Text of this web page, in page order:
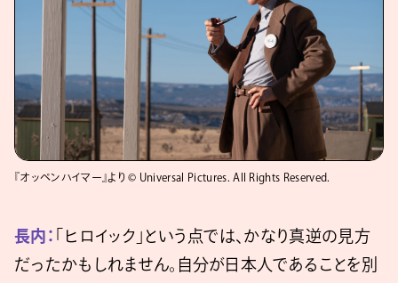
『オッペンハイマー』より © Universal Pictures. All Rights Reserved.
長内：
「ヒロイック」という点では、かなり真逆の見方
だったかもしれません。自分が日本人であることを別